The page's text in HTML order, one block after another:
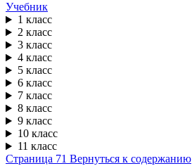
Учебник
1 класс
2 класс
3 класс
4 класс
5 класс
6 класс
7 класс
8 класс
9 класс
10 класс
11 класс
Страница 71 Вернуться к содержанию